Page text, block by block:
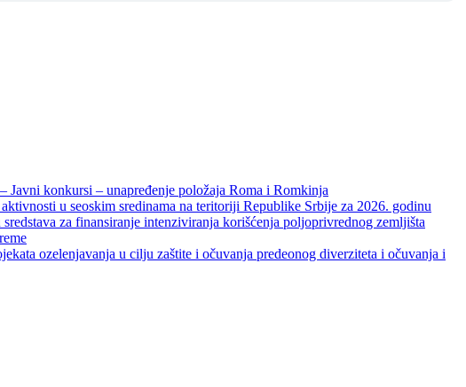
konkursi – unapređenje položaja Roma i Romkinja
u seoskim sredinama na teritoriji Republike Srbije za 2026. godinu
za finansiranje intenziviranja korišćenja poljoprivrednog zemljišta
ozelenjavanja u cilju zaštite i očuvanja predeonog diverziteta i očuvanja i